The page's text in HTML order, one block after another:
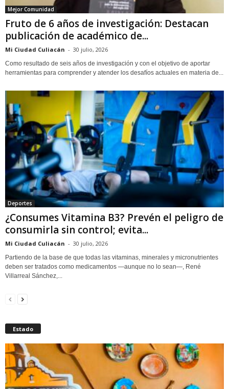
Mejor Comunidad
Fruto de 6 años de investigación: Destacan
publicación de académico de...
Mi Ciudad Culiacán - 30 julio, 2026
Como resultado de seis años de investigación y con el objetivo de aportar
herramientas para comprender y atender los desafíos actuales en materia de...
Deportes
¿Consumes Vitamina B3? Prevén el peligro de
consumirla sin control; evita...
Mi Ciudad Culiacán - 30 julio, 2026
Partiendo de la base de que todas las vitaminas, minerales y micronutrientes
deben ser tratados como medicamentos —aunque no lo sean—, René
Villarreal Sánchez,...
Estado